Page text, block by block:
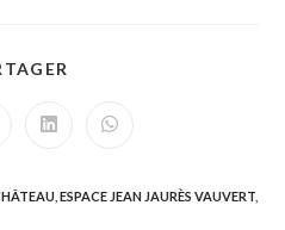
Ouvrir
fenêtre
Ouvrir
fenêtre
ESPACE JEAN JAURÈS VAUVERT